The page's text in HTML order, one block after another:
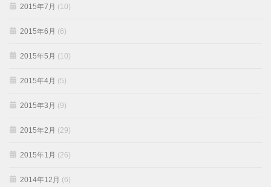
2015年7月 (10)
2015年6月 (6)
2015年5月 (10)
2015年4月 (5)
2015年3月 (9)
2015年2月 (29)
2015年1月 (26)
2014年12月 (6)